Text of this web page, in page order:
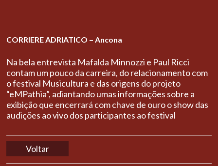
CORRIERE ADRIATICO – Ancona
Na bela entrevista Mafalda Minnozzi e Paul Ricci
contam um pouco da carreira, do relacionamento com
o festival Musicultura e das origens do projeto
“eMPathia”, adiantando umas informações sobre a
exibição que encerrará com chave de ouro o show das
audições ao vivo dos participantes ao festival
Voltar